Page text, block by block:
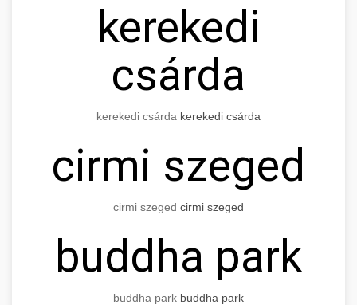
kerekedi
csárda
kerekedi csárda kerekedi csárda
cirmi szeged
cirmi szeged cirmi szeged
buddha park
buddha park buddha park